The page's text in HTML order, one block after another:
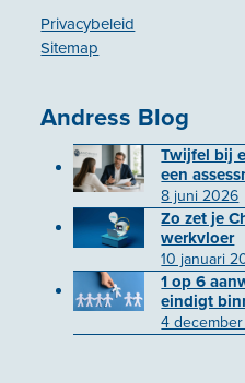
Privacybeleid
Sitemap
Andress Blog
Twijfel bij
een
8 juni 2026
Zo zet je
werkvloer
10 januari
1 op 6
eindigt
4